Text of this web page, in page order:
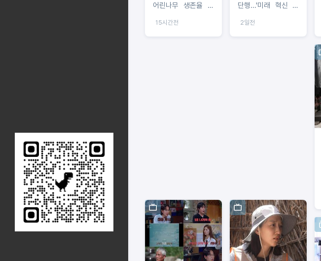
어린나무 생존율 제
15시간전
단행...'미래 혁신 선
2일전